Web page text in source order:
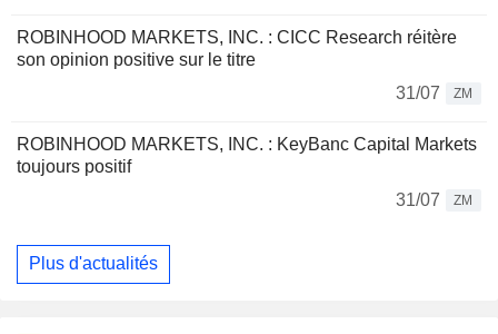
ROBINHOOD MARKETS, INC. : CICC Research réitère
son opinion positive sur le titre
31/07
ZM
ROBINHOOD MARKETS, INC. : KeyBanc Capital Markets
toujours positif
31/07
ZM
Plus d'actualités